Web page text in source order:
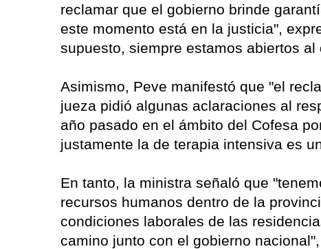
reclamar que el gobierno brinde
este momento está en la justicia",
supuesto, siempre estamos abiertos
Asimismo, Peve manifestó que "el
jueza pidió algunas aclaraciones al
año pasado en el ámbito del Cofesa
justamente la de terapia intensiva es
En tanto, la ministra señaló que
recursos humanos dentro de la
condiciones laborales de las
camino junto con el gobierno